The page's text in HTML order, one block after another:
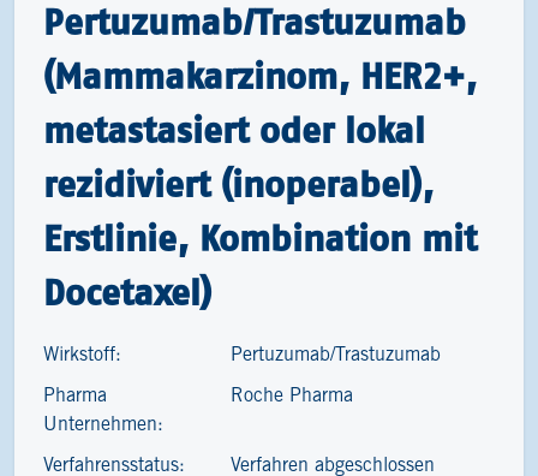
Pertuzumab/Trastuzumab
(Mammakarzinom, HER2+,
metastasiert oder lokal
rezidiviert (inoperabel),
Erstlinie, Kombination mit
Docetaxel)
Wirkstoff: Pertuzumab/Trastuzumab
Pharma
Unternehmen:
Roche Pharma
Verfahrensstatus: Verfahren abgeschlossen